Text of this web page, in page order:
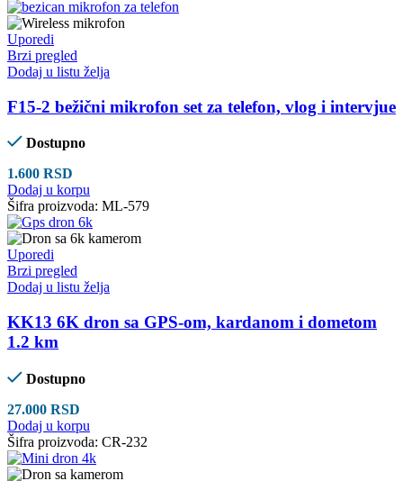
Uporedi
Brzi pregled
Dodaj u listu želja
F15-2 bežični mikrofon set za telefon, vlog i intervjue
Dostupno
1.600 RSD
Dodaj u korpu
Šifra proizvoda: ML-579
Uporedi
Brzi pregled
Dodaj u listu želja
KK13 6K dron sa GPS-om, kardanom i dometom
1.2 km
Dostupno
27.000 RSD
Dodaj u korpu
Šifra proizvoda: CR-232